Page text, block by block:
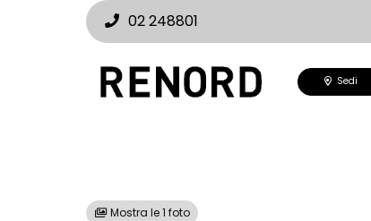
02 248801
Sedi
Mostra le 1 foto